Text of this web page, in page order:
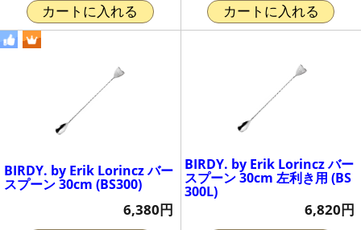
カートに入れる カートに入れる
BIRDY. by Erik Lorincz バー
スプーン 30cm (BS300)
6,380円
BIRDY. by Erik Lorincz バー
スプーン 30cm 左利き用 (BS
300L)
6,820円